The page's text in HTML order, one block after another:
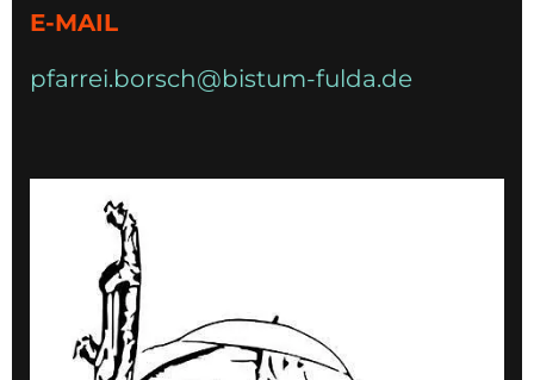
E-MAIL
pfarrei.borsch@bistum-fulda.de